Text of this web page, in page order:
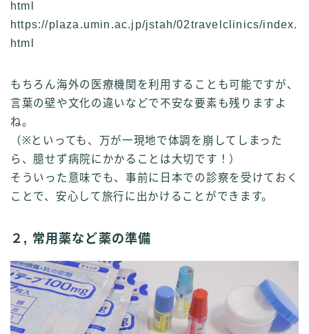
html
https://plaza.umin.ac.jp/jstah/02travelclinics/index.
html
もちろん海外の医療機関を利用することも可能ですが、
言葉の壁や文化の違いなどで不安な要素も残りますよ
ね。
（※といっても、万が一現地で体調を崩してしまった
ら、臆せず病院にかかることは大切です！）
そういった意味でも、事前に日本での診察を受けておく
ことで、安心して旅行に出かけることができます。
２, 常用薬など薬の準備